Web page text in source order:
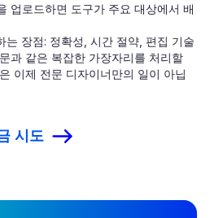
업로드하면 도구가 주요 대상에서 배
는 장점: 정확성, 시간 절약, 편집 기술
과 같은 복잡한 가장자리를 처리할
이제 전문 디자이너만의 일이 아닙
시도